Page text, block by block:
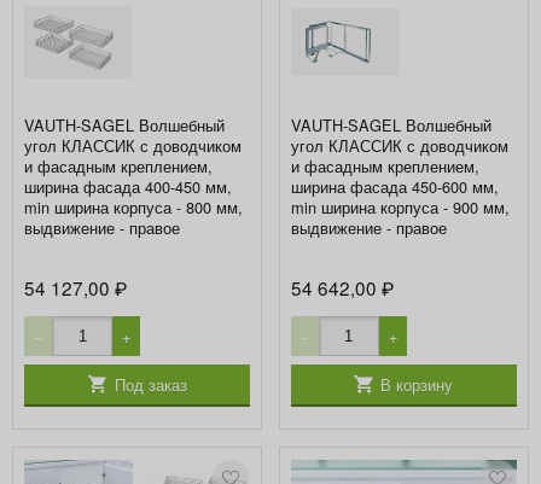
VAUTH-SAGEL Волшебный
угол КЛАССИК с доводчиком
и фасадным креплением,
ширина фасада 400-450 мм,
min ширина корпуса - 800 мм,
выдвижение - правое
54 127,00₽
− +
Под заказ
VAUTH-SAGEL Волшебный
угол КЛАССИК с доводчиком
и фасадным креплением,
ширина фасада 450-600 мм,
min ширина корпуса - 900 мм,
выдвижение - правое
54 642,00 ₽
− +
В корзину